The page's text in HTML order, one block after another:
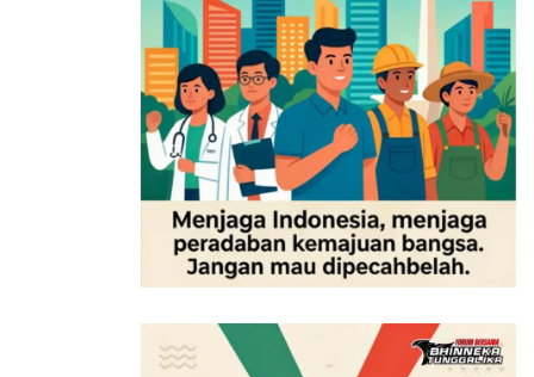
dari acara ini. Diantaranya pemahaman dan wawasan
baru yang ia dapat dari pemaparan yang diberikan oleh
Kejaksaan Agung dan Peruri mengenai pentingnya
menjalankan kemitraan secara bersih dan transparan.
“Acara Vendor Day kali ini sangat bagus, kami sangat
bangga diundang kesini, banyak ilmu dan wawasan
baru yang kami dapat,” kata Rudy.
Vendor Day tidak hanya digelar secara rutin oleh
KPI yang tersebar di daerah yakni Kilang Dumai, Kilang
Plaju, Kilang Cilacap, Kilang Balikpapan, Kilang